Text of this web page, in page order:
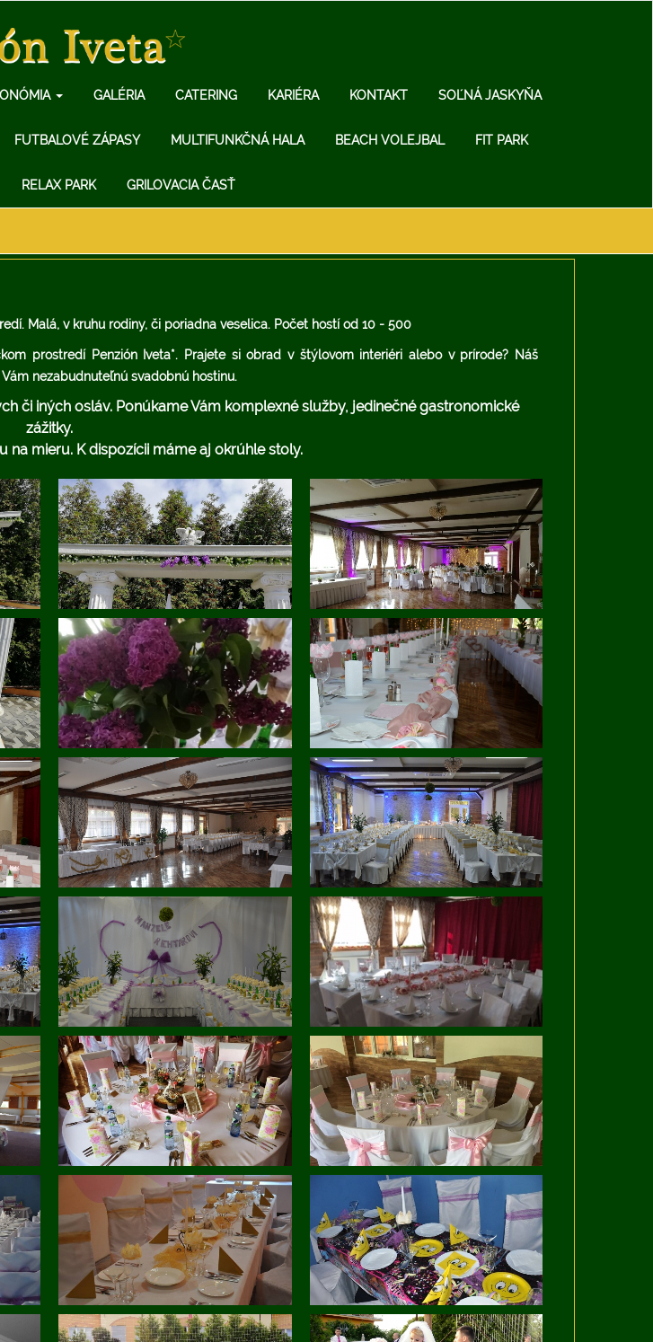
GALÉRIA CATERING KARIÉRA KONTAKT SOĽNÁ JASKYŇA
FUTBALOVÉ ZÁPASY MULTIFUNKČNÁ HALA BEACH VOLEJBAL FIT PARK
RELAX PARK GRILOVACIA ČASŤ
Malá, v kruhu rodiny, či poriadna veselica. Počet hostí od 10 - 500
prostredí Penzión Iveta*. Prajete si obrad v štýlovom interiéri alebo v prírode? Náš
nezabudnuteľnú svadobnú hostinu.
či iných osláv. Ponúkame Vám komplexné služby, jedinečné gastronomické
zážitky.
na mieru. K dispozícii máme aj okrúhle stoly.